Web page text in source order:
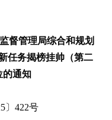
督管理局综合和规划
任务揭榜挂帅（第二
的通知
〕422号